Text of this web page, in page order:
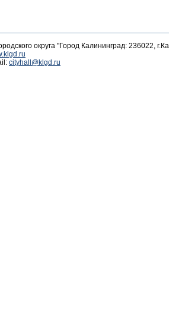
округа "Город Калининград: 236022,
cityhall@klgd.ru